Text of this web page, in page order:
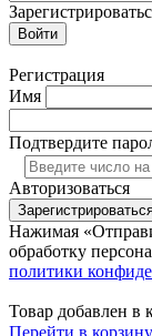
Войти
Регистрация
Имя
Подтвердите
Авторизоваться
Нажимая
обработку
политики
Товар добавлен в
Перейти в корзину